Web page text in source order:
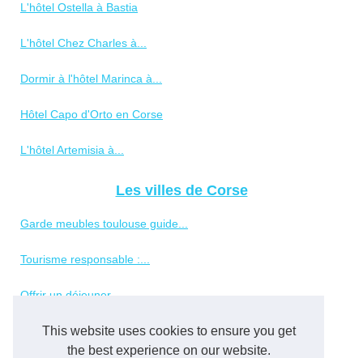
This website uses cookies to ensure you get
the best experience on our website.
L'hôtel Ostella à Bastia
L'hôtel Chez Charles à...
Dormir à l'hôtel Marinca à...
Hôtel Capo d'Orto en Corse
L'hôtel Artemisia à...
Les villes de Corse
Garde meubles toulouse guide...
Tourisme responsable :...
Offrir un déjeuner...
Visiter sainte-maxime :...